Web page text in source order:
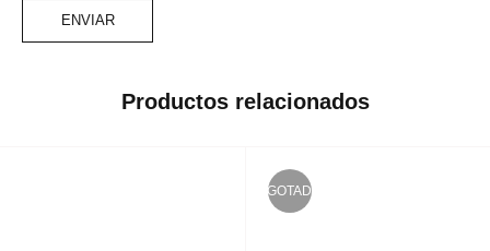
Productos relacionados
AGOTADO